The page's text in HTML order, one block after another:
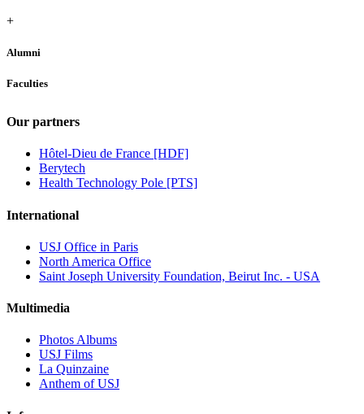
+
Alumni
Faculties
Our partners
Hôtel-Dieu de France [HDF]
Berytech
Health Technology Pole [PTS]
International
USJ Office in Paris
North America Office
Saint Joseph University Foundation, Beirut Inc. - USA
Multimedia
Photos Albums
USJ Films
La Quinzaine
Anthem of USJ